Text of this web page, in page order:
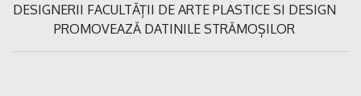
articole
Previous
DESIGNERII FACULTĂȚII DE ARTE PLASTICE SI DESIGN
PROMOVEAZĂ DATINILE STRĂMOȘILOR